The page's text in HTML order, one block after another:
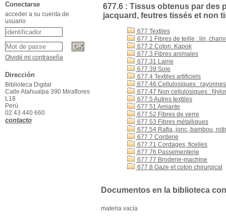
677.6 : Tissus obtenus par des
jacquard, feutres tissés et non
677 Textiles
677.1 Fibres de teille : lin,
677.2 Coton. Kapok
677.3 Fibres animales
677.31 Laine
677.39 Soie
677.4 Textiles artificiels
677.46 Cellulosiques :
677.47 Non cellulosiques :
677.5 Autres textiles
677.51 Amiante
677.52 Fibres de verre
677.53 Fibres métalliques
677.54 Rafia, jonc, bambou,
677.7 Corderie
677.71 Cordages, ficelles
677.76 Passementerie
677.77 Broderie-machine
677.8 Gaze et coton chirurgical
Documentos en la biblioteca
materia vacía
Conectarse
acceder a su cuenta de
usuario
Olvidé mi contraseña
Dirección
Biblioteca Digital
Calle Atahualpa 390 Miraflores
L18
Perú
02 43 440 660
contacto